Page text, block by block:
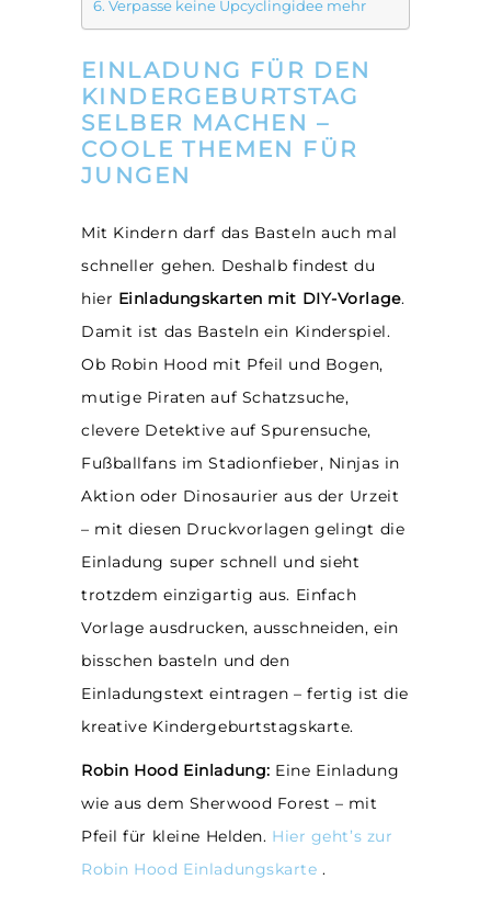
Verpasse keine Upcyclingidee mehr
EINLADUNG FÜR DEN
KINDERGEBURTSTAG
SELBER MACHEN –
COOLE THEMEN FÜR
JUNGEN
Mit Kindern darf das Basteln auch mal
schneller gehen. Deshalb findest du
hier Einladungskarten mit DIY-Vorlage.
Damit ist das Basteln ein Kinderspiel.
Ob Robin Hood mit Pfeil und Bogen,
mutige Piraten auf Schatzsuche,
clevere Detektive auf Spurensuche,
Fußballfans im Stadionfieber, Ninjas in
Aktion oder Dinosaurier aus der Urzeit
– mit diesen Druckvorlagen gelingt die
Einladung super schnell und sieht
trotzdem einzigartig aus. Einfach
Vorlage ausdrucken, ausschneiden, ein
bisschen basteln und den
Einladungstext eintragen – fertig ist die
kreative Kindergeburtstagskarte.
Robin Hood Einladung: Eine Einladung
wie aus dem Sherwood Forest – mit
Pfeil für kleine Helden. Hier geht’s zur
Robin Hood Einladungskarte .